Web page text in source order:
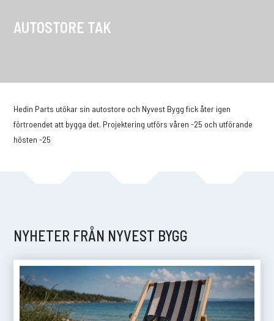
AUTOSTORE TAK
Hedin Parts utökar sin autostore och Nyvest Bygg fick åter igen
förtroendet att bygga det. Projektering utförs våren -25 och utförande
hösten -25
NYHETER FRÅN NYVEST BYGG